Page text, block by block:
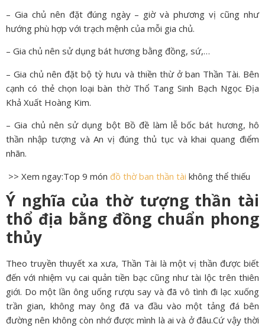
– Gia chủ nên đặt đúng ngày – giờ và phương vị cũng như
hướng phù hợp với trạch mệnh của mỗi gia chủ.
– Gia chủ nên sử dụng bát hương bằng đồng, sứ,…
– Gia chủ nên đặt bộ tỳ hưu và thiền thừ ở ban Thần Tài. Bên
cạnh có thẻ chọn loại bàn thờ Thổ Tang Sinh Bạch Ngọc Địa
Khả Xuất Hoàng Kim.
– Gia chủ nên sử dụng bột Bồ đề làm lễ bốc bát hương, hô
thần nhập tượng và An vị đúng thủ tục và khai quang điểm
nhãn.
>> Xem ngay:Top 9 món đồ thờ ban thần tài không thể thiếu
Ý nghĩa của thờ tượng thần tài
thổ địa bằng đồng chuẩn phong
thủy
Theo truyền thuyết xa xưa, Thần Tài là một vị thần được biết
đến với nhiệm vụ cai quản tiền bạc cũng như tài lộc trên thiên
giới. Do một lần ông uống rượu say và đã vô tình đi lạc xuống
trần gian, không may ông đã va đầu vào một tảng đá bên
đường nên không còn nhớ được mình là ai và ở đâu.Cứ vậy thời